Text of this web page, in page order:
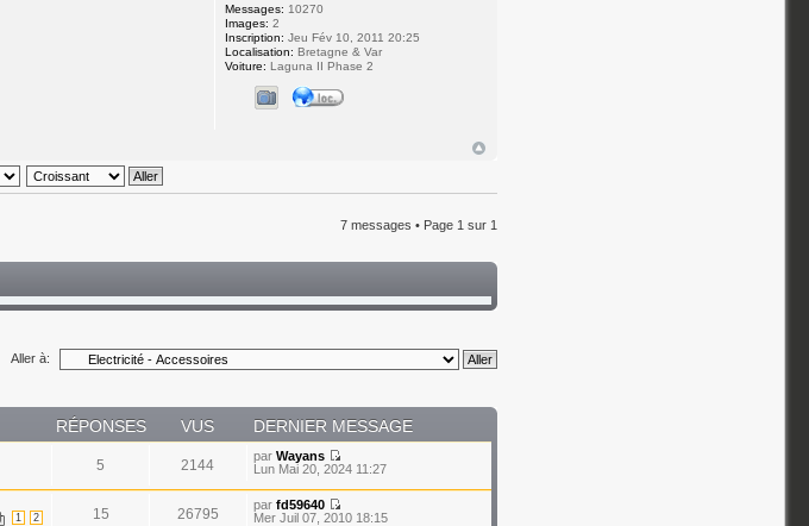
Messages: 10270
Images: 2
Inscription: Jeu Fév 10, 2011 20:25
Localisation: Bretagne & Var
Voiture: Laguna II Phase 2
7 messages • Page 1 sur 1
Aller à:
RÉPONSES VUS DERNIER MESSAGE
5 2144
par Wayans
Lun Mai 20, 2024 11:27
1 2 15 26795
par fd59640
Mer Juil 07, 2010 18:15